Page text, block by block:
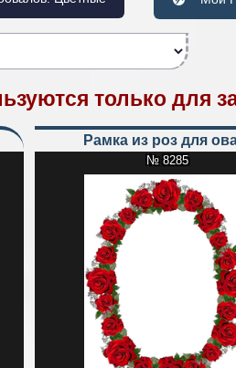
только для
Рамка из роз для
№ 8285